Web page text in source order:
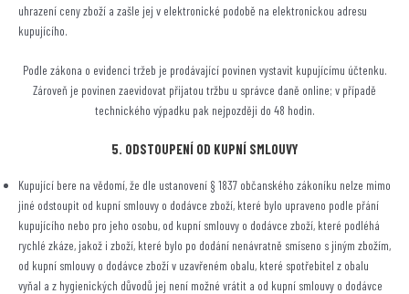
uhrazení ceny zboží a zašle jej v elektronické podobě na elektronickou adresu
kupujícího.
Podle zákona o evidenci tržeb je prodávající povinen vystavit kupujícímu účtenku.
Zároveň je povinen zaevidovat přijatou tržbu u správce daně online; v případě
technického výpadku pak nejpozději do 48 hodin.
5. ODSTOUPENÍ OD KUPNÍ SMLOUVY
Kupující bere na vědomí, že dle ustanovení § 1837 občanského zákoníku nelze mimo
jiné odstoupit od kupní smlouvy o dodávce zboží, které bylo upraveno podle přání
kupujícího nebo pro jeho osobu, od kupní smlouvy o dodávce zboží, které podléhá
rychlé zkáze, jakož i zboží, které bylo po dodání nenávratně smíseno s jiným zbožím,
od kupní smlouvy o dodávce zboží v uzavřeném obalu, které spotřebitel z obalu
vyňal a z hygienických důvodů jej není možné vrátit a od kupní smlouvy o dodávce